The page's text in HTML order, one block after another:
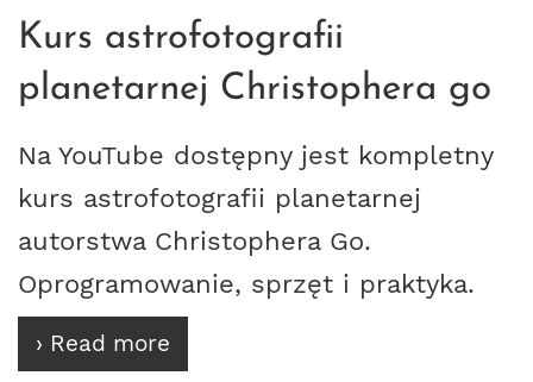
Kurs astrofotografii
planetarnej Christophera go
Na YouTube dostępny jest kompletny
kurs astrofotografii planetarnej
autorstwa Christophera Go.
Oprogramowanie, sprzęt i praktyka.
› Read more